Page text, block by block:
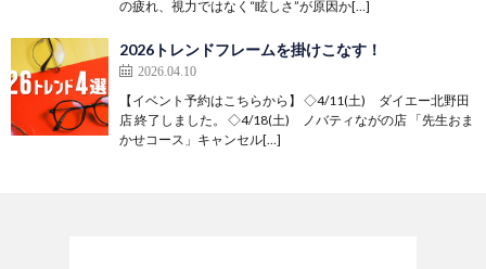
の疲れ、視力ではなく“眩しさ”が原因か[…]
2026トレンドフレームを掛けこなす！
2026.04.10
【イベント予約はこちらから】 ◇4/11(土) ダイエー北野田
店 終了しました。 ◇4/18(土) ノバティながの店 「先生おま
かせコース」キャンセル[…]